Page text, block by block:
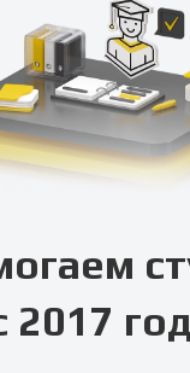
2017